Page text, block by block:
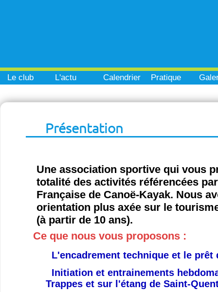
Le club L'actu Calendrier Pratique
Présentation
Une association sportive qui vous
totalité des activités référencées
Française de Canoë-Kayak. Nous
orientation plus axée sur le
(à partir de 10 ans).
Ce que nous vous proposons :
L'encadrement technique et le prêt
Initiation et entrainements
Trappes et sur l'étang de Saint-